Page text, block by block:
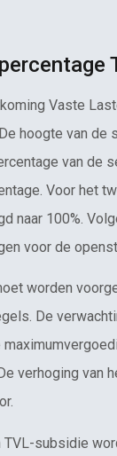
Vaste
hoogte van de
van de
Voor het
naar 100%.
voor de
worden
De
verhoging van
TVL-subsidie